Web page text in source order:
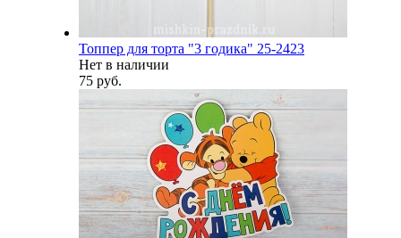
Топпер для торта "3 годика" 25-2423
Нет в наличии
75 руб.